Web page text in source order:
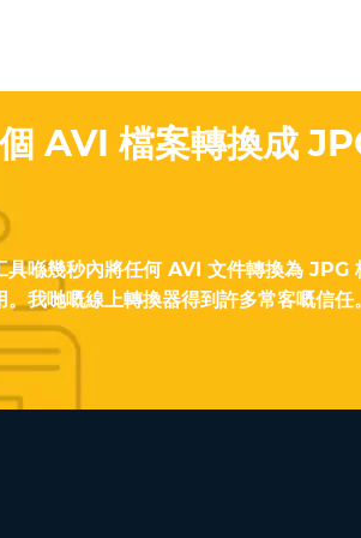
AVI 檔案轉換成
具喺幾秒內將任何 AVI 文件轉換為 JPG
我哋嘅線上轉換器得到許多常客嘅信任。